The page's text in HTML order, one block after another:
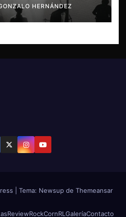
HERNÁNDEZ
Tema: Newsup de Themeansar
ReviewRockCornRL GaleríaContacto